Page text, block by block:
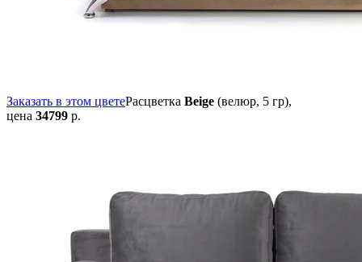
Заказать в этом цветеРасцветка Beige (велюр, 5 гр),
цена 34799 р.